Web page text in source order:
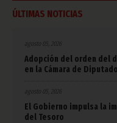
ÚLTIMAS NOTICIAS
agosto 05, 2026
Adopción del orden del
en la Cámara de
agosto 05, 2026
El Gobierno impulsa la
del Tesoro